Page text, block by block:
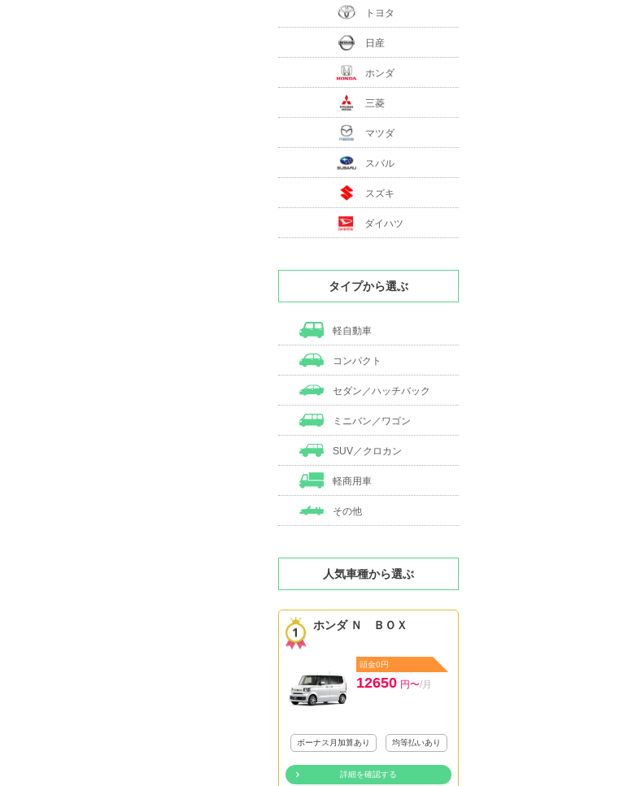
トヨタ
日産
ホンダ
三菱
マツダ
スバル
スズキ
ダイハツ
タイプから選ぶ
軽自動車
コンパクト
セダン／ハッチバック
ミニバン／ワゴン
SUV／クロカン
軽商用車
その他
人気車種から選ぶ
ホンダ Ｎ ＢＯＸ
頭金0円
12650 円〜/月
ボーナス月加算あり 均等払いあり
詳細を確認する